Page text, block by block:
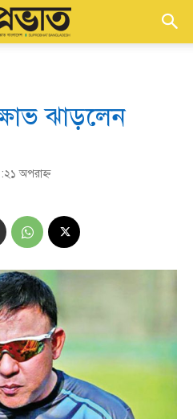
ঝাড়লেন
অপরাহ্ণ